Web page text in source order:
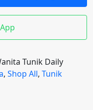
Tunik Daily
, Shop All, Tunik